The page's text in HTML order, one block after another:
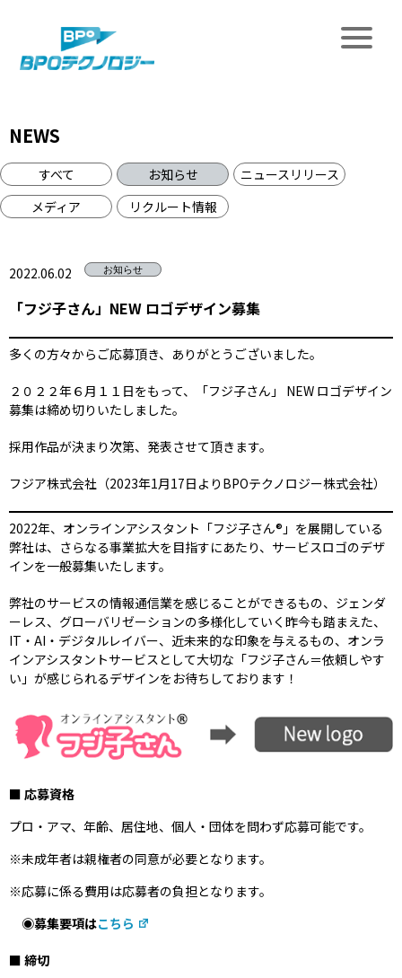
NEWS
すべて お知らせ
ニュースリリース
メディア
リクルート情報
2022.06.02 お知らせ
「フジ子さん」NEW ロゴデザイン募集
多くの方々からご応募頂き、ありがとうございました。
２０２２年６月１１日をもって、「フジ子さん」 NEW ロゴデザイン
募集は締め切りいたしました。
採用作品が決まり次第、発表させて頂きます。
フジア株式会社（2023年1月17日よりBPOテクノロジー株式会社）
2022年、オンラインアシスタント「フジ子さん®️」を展開している
弊社は、さらなる事業拡大を目指すにあたり、サービスロゴのデザ
インを一般募集いたします。
弊社のサービスの情報通信業を感じることができるもの、ジェンダ
ーレス、グローバリゼーションの多様化していく昨今も踏まえた、
IT・AI・デジタルレイバー、近未来的な印象を与えるもの、オンラ
インアシスタントサービスとして大切な「フジ子さん＝依頼しやす
い」が感じられるデザインをお待ちしております！
■ 応募資格
プロ・アマ、年齢、居住地、個人・団体を問わず応募可能です。
※未成年者は親権者の同意が必要となります。
※応募に係る費用は応募者の負担となります。
◉募集要項はこちら
■ 締切